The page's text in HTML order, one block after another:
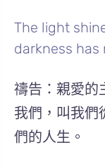
The light
darkness has
禱告：親愛的
我們，叫我們
們的人生。